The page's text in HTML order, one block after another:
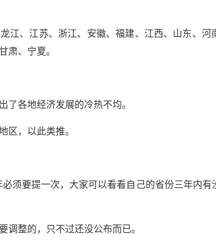
江、江苏、浙江、安徽、福建、江西、山东、河
肃、宁夏。
了各地经济发展的冷热不均。
区，以此类推。
须要提一次，大家可以看看自己的省份三年内有
调整的，只不过还没公布而已。